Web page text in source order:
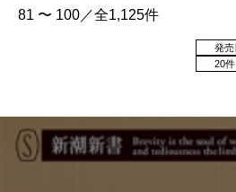
81 〜 100／全1,125件
20件